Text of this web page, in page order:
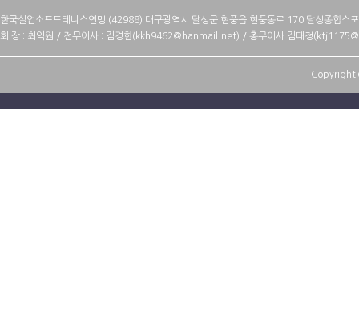
한국실업소프트테니스연맹 (42988) 대구광역시 달성군 현풍읍 현풍동로 170 달성종합스
회 장 : 최익원 / 전무이사 : 김경한(kkh9462@hanmail.net) / 총무이사 김태정